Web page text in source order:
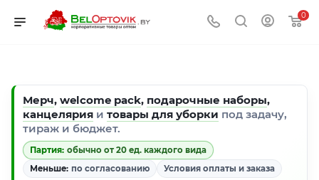
0
Мерч, welcome pack, подарочные наборы,
канцелярия и товары для уборки под задачу,
тираж и бюджет.
Партия: обычно от 20 ед. каждого вида
Меньше: по согласованию Условия оплаты и заказа